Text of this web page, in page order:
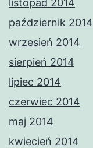
październik 2014
wrzesień 2014
sierpień 2014
lipiec 2014
czerwiec 2014
maj 2014
kwiecień 2014